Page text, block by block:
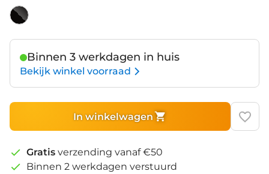
Binnen 3 werkdagen in huis
Bekijk winkel voorraad
In winkelwagen
Gratis verzending vanaf €50
Binnen 2 werkdagen verstuurd